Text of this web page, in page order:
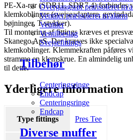
Overgangsrør præisoleret m/
Ventiler præisoleret m/alarm
Ventiler
Ventilbeslag
Svejsefittings
Tilbehør
Centeringsringe
Endcap
Centeringsringe
Endcap
Diverse muffer
PE-Xa-rør (SDR11, SDR7.4) forbindes
klemkoblinger (svejseadaptere,
bøjninger, T-stykker).
Til montering af fittings kræves et
Skanego ApS. Der kræves ikke
klemkoblinger. Klemmekraften påføres
stramme en klemskrue. En almindelig
til dette.
Yderligere information
Type fittings Pres Tee